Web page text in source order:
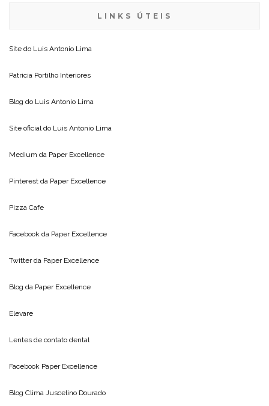
LINKS ÚTEIS
Site do Luis Antonio Lima
Patricia Portilho Interiores
Blog do Luis Antonio Lima
Site oficial do Luis Antonio Lima
Medium da Paper Excellence
Pinterest da Paper Excellence
Pizza Cafe
Facebook da Paper Excellence
Twitter da Paper Excellence
Blog da Paper Excellence
Elevare
Lentes de contato dental
Facebook Paper Excellence
Blog Clima Juscelino Dourado